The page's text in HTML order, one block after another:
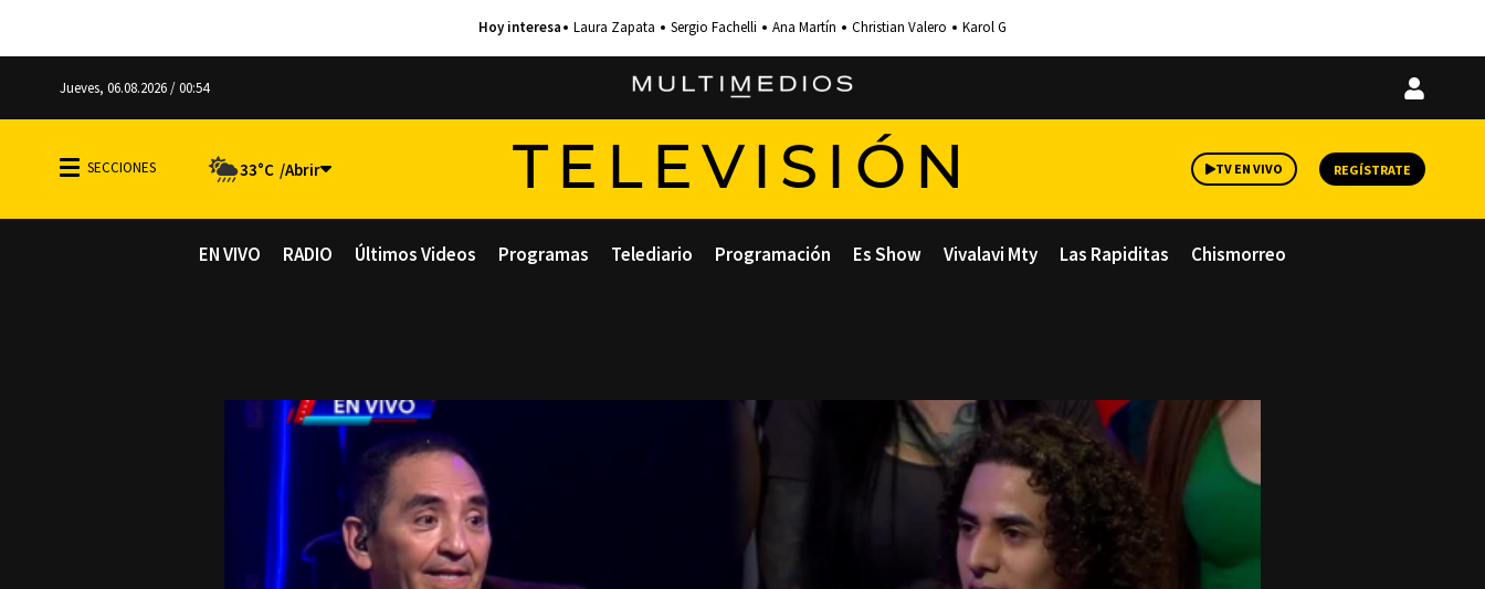
Laura Zapata Sergio Fachelli Ana Martín Christian Valero Karol G
Jueves, 06.08.2026 / 00:54
Iniciar
33°C TELEVISIÓN TV EN VIVO REGÍSTRATE
EN VIVO RADIO Últimos Videos Programas Telediario Programación Es Show Vivalavi Mty Las Rapiditas Chismorreo